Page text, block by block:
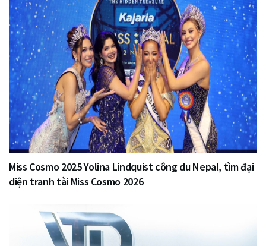
Miss Cosmo 2025 Yolina Lindquist công du Nepal, tìm đại
diện tranh tài Miss Cosmo 2026